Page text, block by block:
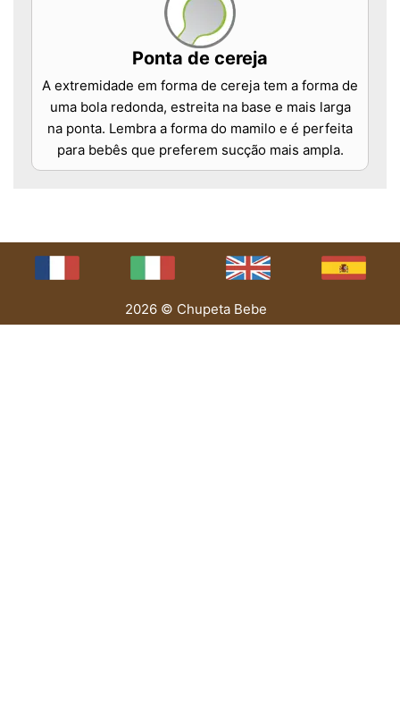
Ponta de cereja
A extremidade em forma de cereja tem a forma de
uma bola redonda, estreita na base e mais larga
na ponta. Lembra a forma do mamilo e é perfeita
para bebês que preferem sucção mais ampla.
2026 © Chupeta Bebe